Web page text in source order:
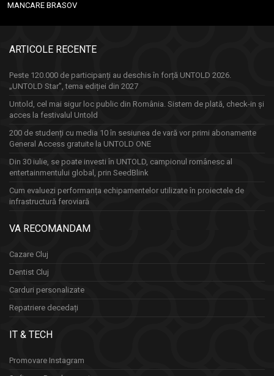
MANCARE BRASOV
ARTICOLE RECENTE
Peste 120.000 de participanți au deschis în forță UNTOLD 2026.
„UNTOLD Star”, tema ediției din 2027
Untold, cel mai sigur loc public din România. Sistem de plată, check-in și
acces la festivalul Untold
200 de studenți cu media 10 în sesiunea de vară vor primi abonamente
General Access gratuite la UNTOLD ONE
Din 30 iulie, se poate investi în UNTOLD, campionul românesc al
entertainmentului global, prin SeedBlink
Cum evaluezi performanța echipamentelor utilizate în proiectele de
infrastructură feroviară
VA RECOMANDAM
Cazare Cluj
Dentist Cluj
Carduri personalizate
Repatriere decedați
IT & TECH
Promovare Instagram